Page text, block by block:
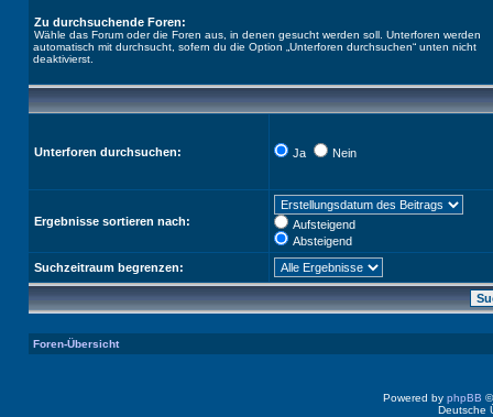
Zu durchsuchende Foren:
Wähle das Forum oder die Foren aus, in denen gesucht werden soll. Unterforen werden
automatisch mit durchsucht, sofern du die Option „Unterforen durchsuchen“ unten nicht
deaktivierst.
Unterforen durchsuchen: Ja Nein
Ergebnisse sortieren nach:
Aufsteigend
Absteigend
Suchzeitraum begrenzen:
Foren-Übersicht
Powered by phpBB
Deutsche